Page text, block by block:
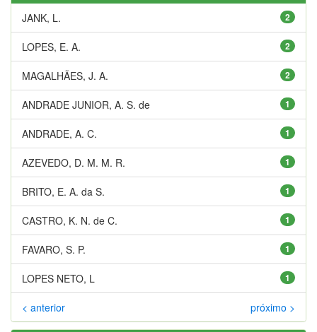
2
JANK, L.
2
LOPES, E. A.
2
MAGALHÃES, J. A.
1
ANDRADE JUNIOR, A. S. de
1
ANDRADE, A. C.
1
AZEVEDO, D. M. M. R.
1
BRITO, E. A. da S.
1
CASTRO, K. N. de C.
1
FAVARO, S. P.
1
LOPES NETO, L
< anterior próximo >